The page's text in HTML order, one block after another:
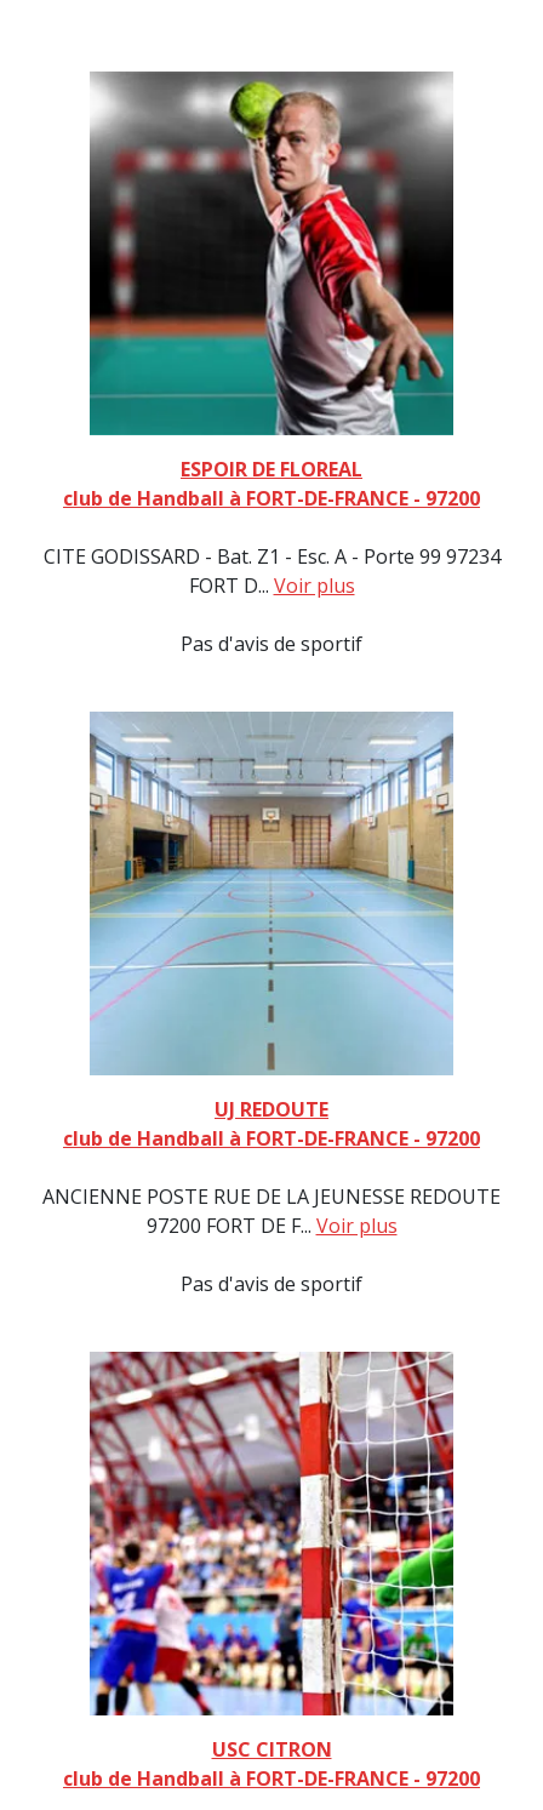
ESPOIR DE FLOREAL
club de Handball à FORT-DE-FRANCE - 97200
CITE GODISSARD - Bat. Z1 - Esc. A - Porte 99 97234
FORT D... Voir plus
Pas d'avis de sportif
UJ REDOUTE
club de Handball à FORT-DE-FRANCE - 97200
ANCIENNE POSTE RUE DE LA JEUNESSE REDOUTE
97200 FORT DE F... Voir plus
Pas d'avis de sportif
USC CITRON
club de Handball à FORT-DE-FRANCE - 97200